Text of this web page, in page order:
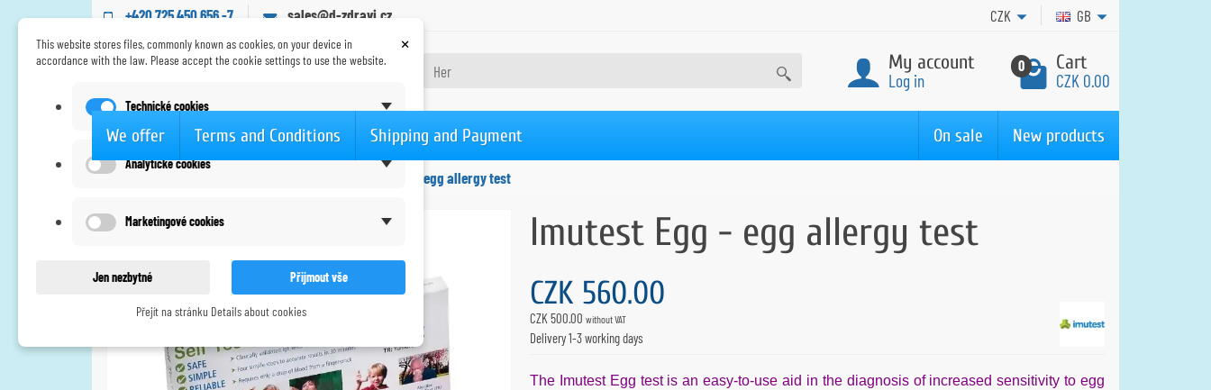
+420 725 450 656 -7 sales@d-zdravi.cz CZK GB
My account
Log in
0 Cart
CZK 0.00
We offer Terms and Conditions Shipping and Payment On sale New products
Home Imutest Egg - egg allergy test
Imutest Egg - egg allergy test
CZK 560.00
CZK 500.00 without VAT
Delivery 1-3 working days
The Imutest Egg test is an easy-to-use aid in the diagnosis of increased sensitivity to egg
×
This website stores files, commonly known as cookies, on your device in
accordance with the law. Please accept the cookie settings to use the website.
Technické cookies
Analytické cookies
Marketingové cookies
Jen nezbytné Přijmout vše
Přejít na stránku Details about cookies